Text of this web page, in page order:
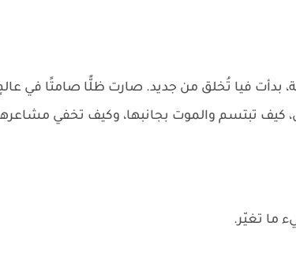
بدأت فيا تُخلق من جديد. صارت ظلًّا صامتًا في
كيف تبتسم والموت بجانبها، وكيف تخفي مشاعرها
ما تغيّر.